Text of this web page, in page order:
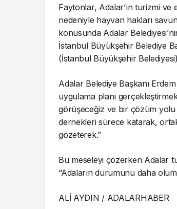
Faytonlar, Adalar’ın turizmi ve
nedeniyle hayvan hakları
konusunda Adalar
İstanbul Büyükşehir Belediye
(İstanbul Büyükşehir
Adalar Belediye Başkanı
uygulama planı
görüşeceğiz ve bir çözüm yolu
dernekleri sürece katarak,
gözeterek.”
Bu meseleyi çözerken Adalar
“Adaların durumunu daha
ALİ AYDIN / ADALARHABER